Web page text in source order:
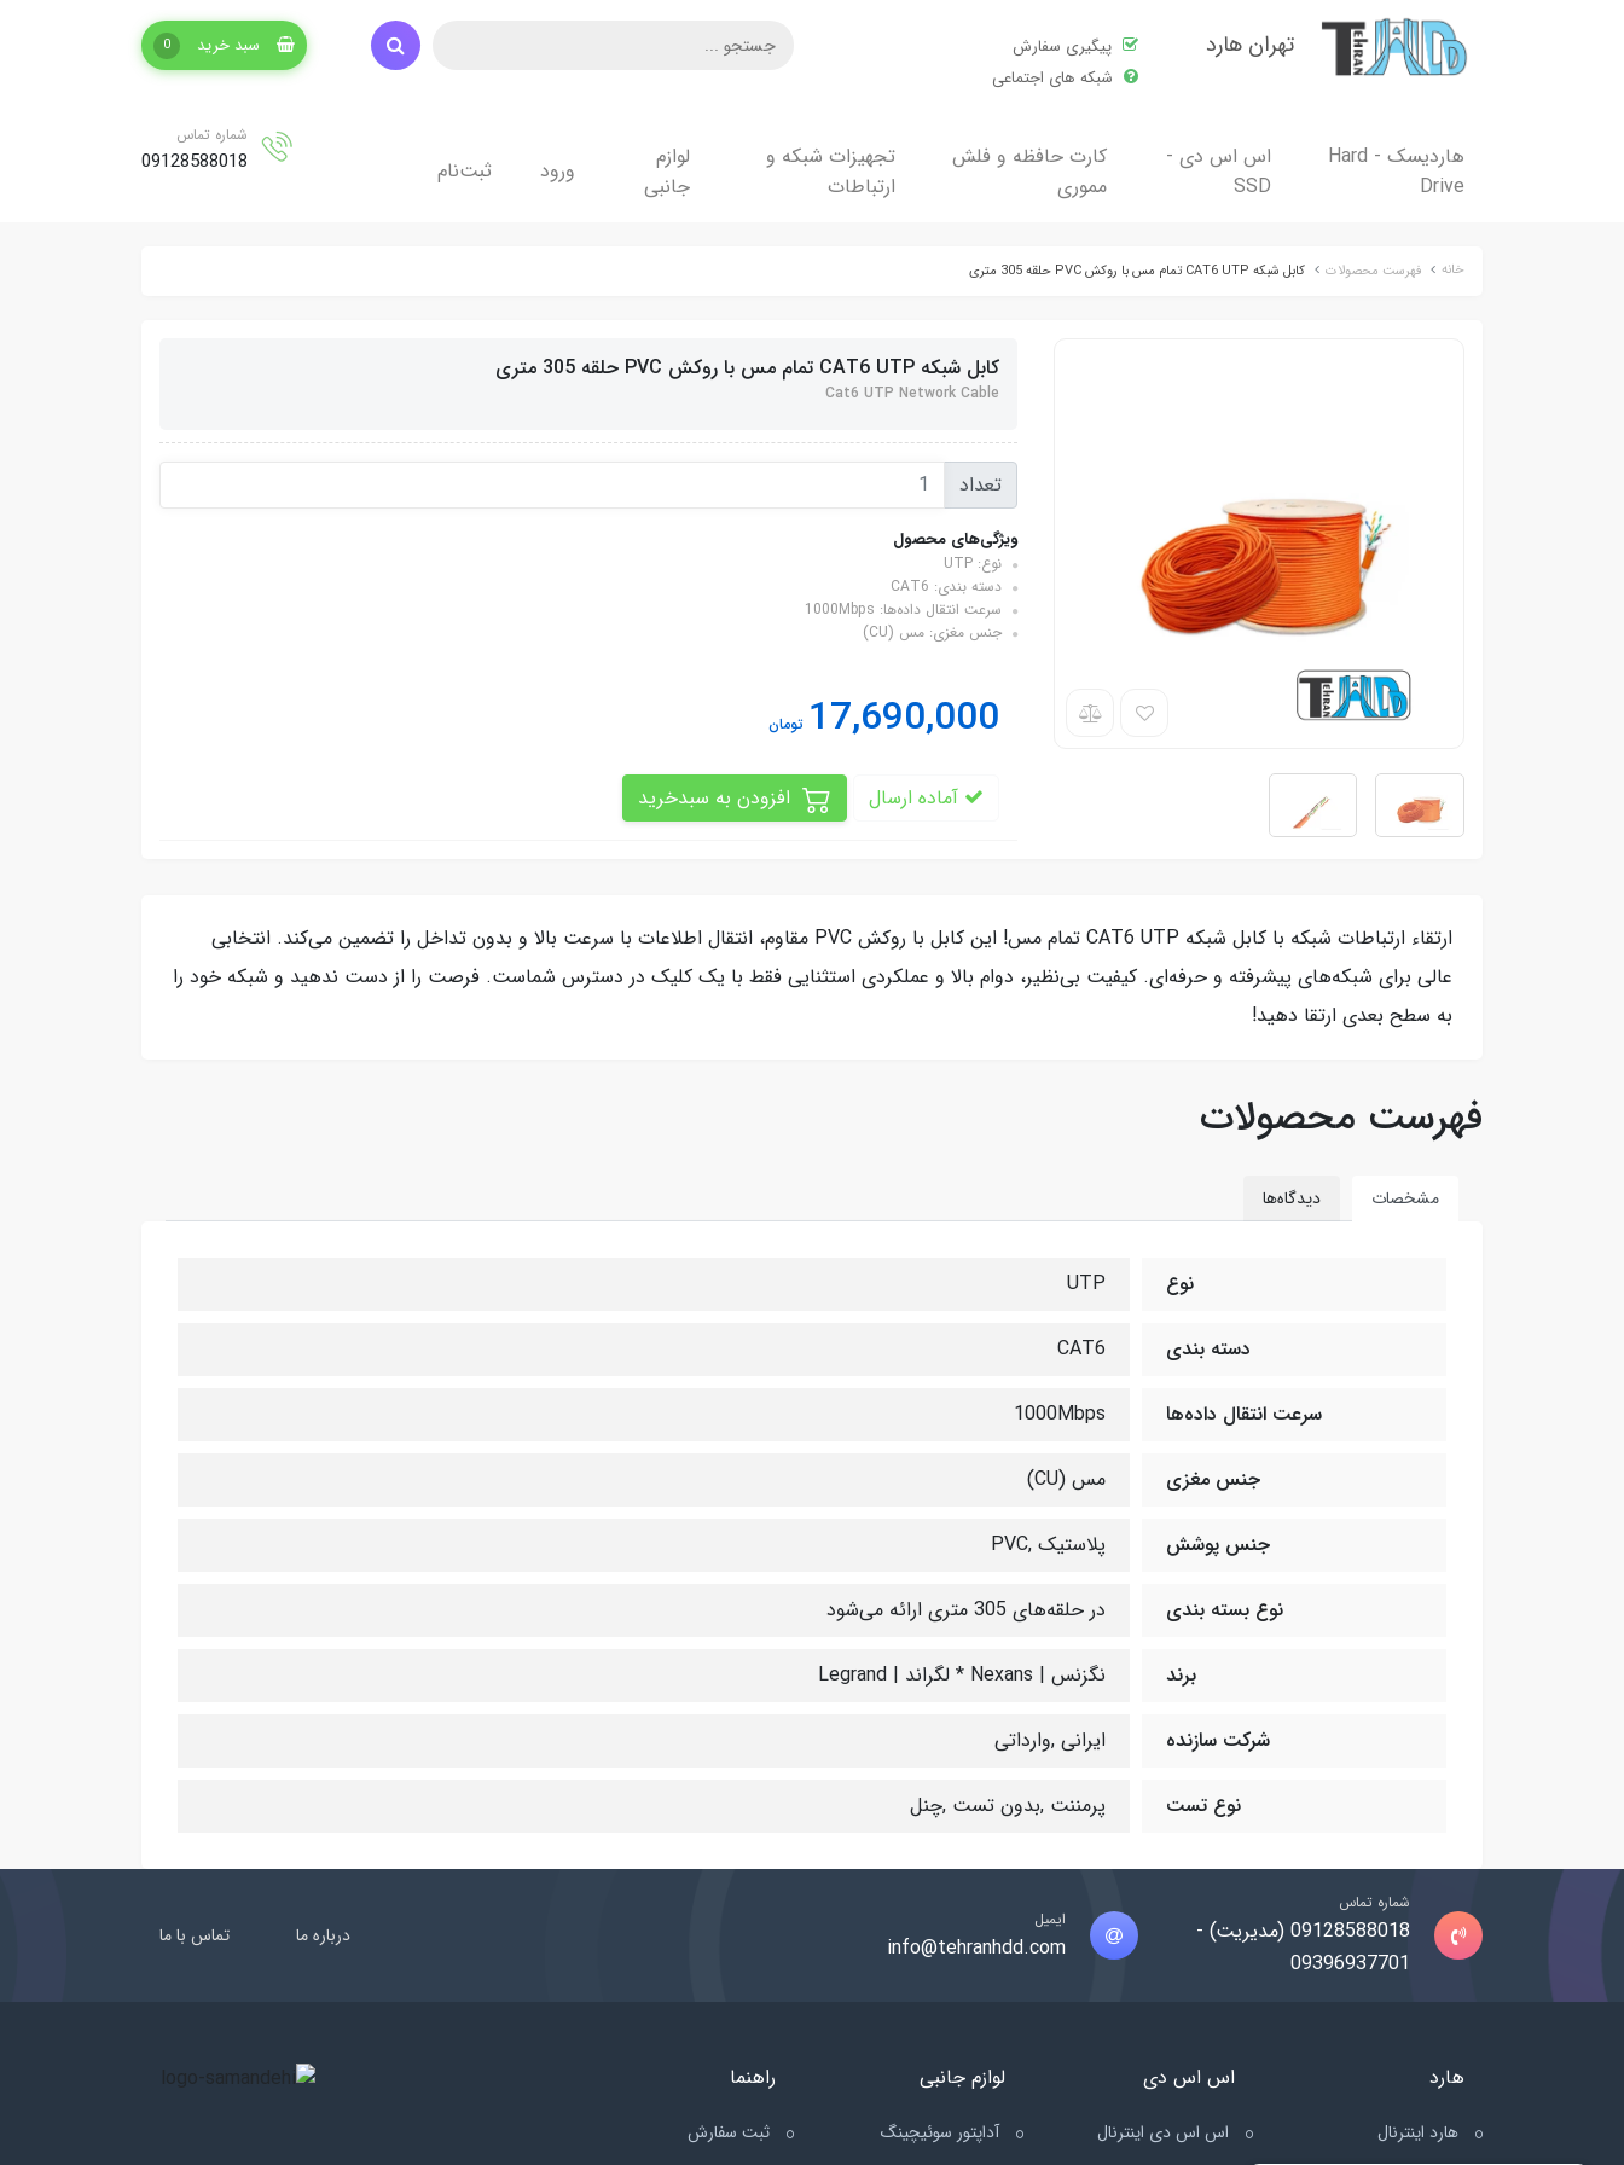
تهران هارد
پیگیری سفارش
شبکه های اجتماعی
سبد خرید 0
هاردیسک - Hard
Drive
اس اس دی -
SSD
کارت حافظه و فلش
مموری
تجهیزات شبکه و
ارتباطات
لوازم
جانبی
ورود ثبت‌نام
شماره تماس
09128588018
خانه فهرست محصولات کابل شبکه CAT6 UTP تمام مس با روکش PVC حلقه 305 متری
کابل شبکه CAT6 UTP تمام مس با روکش PVC حلقه 305 متری
Cat6 UTP Network Cable
تعداد
ویژگی‌های محصول
نوع: UTP
دسته بندی: CAT6
سرعت انتقال داده‌ها: 1000Mbps
جنس مغزی: مس (CU)
17,690,000 تومان
آماده ارسال
ارتقاء ارتباطات شبکه با کابل شبکه CAT6 UTP تمام مس! این کابل با روکش PVC مقاوم، انتقال اطلاعات با سرعت بالا و بدون تداخل را تضمین می‌کند. انتخابی
عالی برای شبکه‌های پیشرفته و حرفه‌ای. کیفیت بی‌نظیر، دوام بالا و عملکردی استثنایی فقط با یک کلیک در دسترس شماست. فرصت را از دست ندهید و شبکه خود را
به سطح بعدی ارتقا دهید!
فهرست محصولات
مشخصات دیدگاه‌ها
نوع UTP
دسته بندی CAT6
سرعت انتقال داده‌ها 1000Mbps
جنس مغزی مس (CU)
جنس پوشش پلاستیک ,PVC
نوع بسته بندی در حلقه‌های 305 متری ارائه می‌شود
برند نگزنس | Nexans * لگراند | Legrand
شرکت سازنده ایرانی ,وارداتی
نوع تست پرمننت ,بدون تست ,چنل
شماره تماس
09128588018 (مدیریت) -
09396937701
ایمیل
info@tehranhdd.com درباره ما تماس با ما
هارد
هارد اینترنال
اس اس دی
اس اس دی اینترنال
لوازم جانبی
آداپتور سوئیچینگ
راهنما
ثبت سفارش